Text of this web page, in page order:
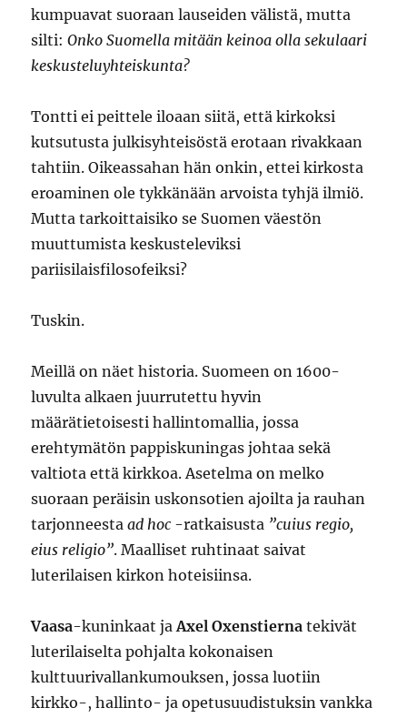
kumpuavat suoraan lauseiden välistä, mutta
silti:Onko Suomella mitään keinoa olla sekulaari
keskusteluyhteiskunta?
Tontti ei peittele iloaan siitä, että kirkoksi
kutsutusta julkisyhteisöstä erotaan rivakkaan
tahtiin. Oikeassahan hän onkin, ettei kirkosta
eroaminen ole tykkänään arvoista tyhjä ilmiö.
Mutta tarkoittaisiko se Suomen väestön
muuttumista keskusteleviksi
pariisilaisfilosofeiksi?
Tuskin.
Meillä on näet historia. Suomeen on 1600-
luvulta alkaen juurrutettu hyvin
määrätietoisesti hallintomallia, jossa
erehtymätön pappiskuningas johtaa sekä
valtiota että kirkkoa. Asetelma on melko
suoraan peräisin uskonsotien ajoilta ja rauhan
tarjonneestaad hoc -ratkaisusta ”cuius regio,
eius religio”. Maalliset ruhtinaat saivat
luterilaisen kirkon hoteisiinsa.
Vaasa-kuninkaat jaAxel Oxenstierna tekivät
luterilaiselta pohjalta kokonaisen
kulttuurivallankumouksen, jossa luotiin
kirkko-, hallinto- ja opetusuudistuksin vankka